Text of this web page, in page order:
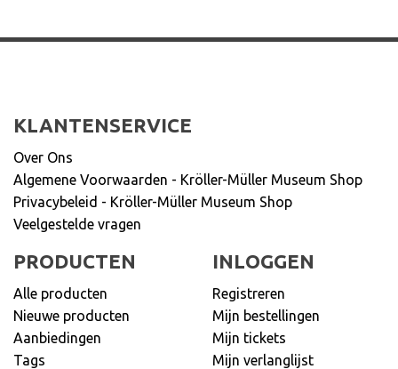
KLANTENSERVICE
Over Ons
Algemene Voorwaarden - Kröller-Müller Museum Shop
Privacybeleid - Kröller-Müller Museum Shop
Veelgestelde vragen
PRODUCTEN
Alle producten
Nieuwe producten
Aanbiedingen
Tags
INLOGGEN
Registreren
Mijn bestellingen
Mijn tickets
Mijn verlanglijst